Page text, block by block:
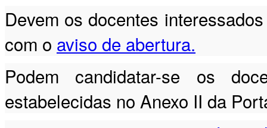
Devem os docentes
com o aviso de abertura.
Podem candidatar-se os
estabelecidas no Anexo II da